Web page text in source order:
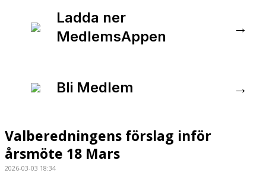
MATCHER
MEDLEMSAVGIFTER
Ladda ner
MedlemsAppen
→
Bli Medlem →
Valberedningens förslag inför
årsmöte 18 Mars
2026-03-03 18:34